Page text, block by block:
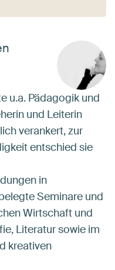
u.a. Pädagogik und
und Leiterin
verankert, zur
entschied sie
in
Seminare und
Wirtschaft und
Literatur sowie im
kreativen